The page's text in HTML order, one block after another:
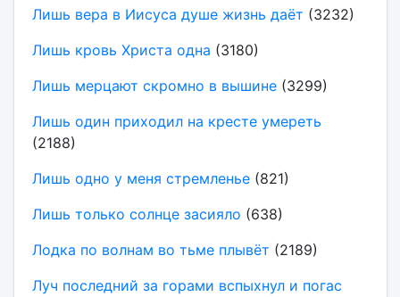
Лишь вера в Иисуса душе жизнь даёт (3232)
Лишь кровь Христа одна (3180)
Лишь мерцают скромно в вышине(3299)
Лишь один приходил на кресте умереть
(2188)
Лишь одно у меня стремленье(821)
Лишь только солнце засияло (638)
Лодка по волнам во тьме плывёт (2189)
Луч последний за горами вспыхнул и погас